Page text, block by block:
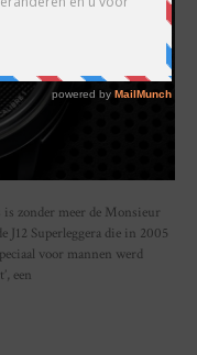
zonder meer de Monsieur
J12 Superleggera die in 2005
voor mannen werd
een